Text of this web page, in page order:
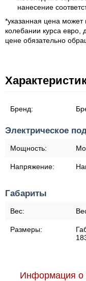
нанесение
*указанная цена может
колебании курса
цене обязательно
Бренд:
Электрическое
Мощность:
Напряжение:
Габариты
Вес:
Размеры:
Информация о